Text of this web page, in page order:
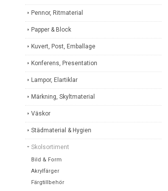
Pennor, Ritmaterial
Papper & Block
Kuvert, Post, Emballage
Konferens, Presentation
Lampor, Elartiklar
Märkning, Skyltmaterial
Väskor
Städmaterial & Hygien
Skolsortiment
Bild & Form
Akrylfärger
Färgtillbehör